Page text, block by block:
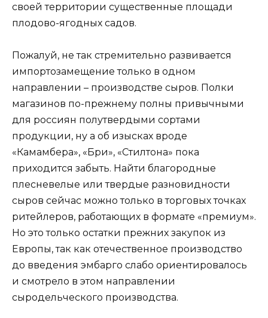
своей территории существенные площади
плодово-ягодных садов.
Пожалуй, не так стремительно развивается
импортозамещение только в одном
направлении – производстве сыров. Полки
магазинов по-прежнему полны привычными
для россиян полутвердыми сортами
продукции, ну а об изысках вроде
«Камамбера», «Бри», «Стилтона» пока
приходится забыть. Найти благородные
плесневелые или твердые разновидности
сыров сейчас можно только в торговых точках
ритейлеров, работающих в формате «премиум».
Но это только остатки прежних закупок из
Европы, так как отечественное производство
до введения эмбарго слабо ориентировалось
и смотрело в этом направлении
сыродельческого производства.